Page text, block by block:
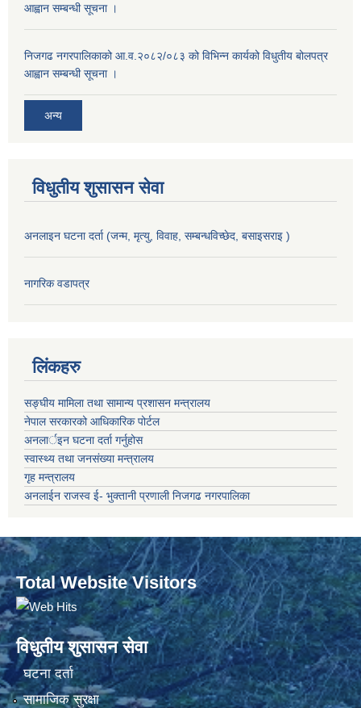
आह्वान सम्बन्धी सूचना ।
निजगढ नगरपालिकाको आ.व.२०८२/०८३ को विभिन्न कार्यको विधुतीय बोलपत्र
आह्वान सम्बन्धी सूचना ।
अन्य
विधुतीय शुसासन सेवा
अनलाइन घटना दर्ता (जन्म, मृत्यु, विवाह, सम्बन्धविच्छेद, बसाइसराइ )
नागरिक वडापत्र
लिंकहरु
सङ्‍घीय मामिला तथा सामान्य प्रशासन मन्त्रालय
नेपाल सरकारको आधिकारिक पोर्टल
अनलार्इन घटना दर्ता गर्नुहोस
स्वास्थ्य तथा जनसंख्या मन्त्रालय
गृह मन्त्रालय
अनलाईन राजस्व ई- भुक्तानी प्रणाली निजगढ नगरपालिका
Total Website Visitors
विधुतीय शुसासन सेवा
घटना दर्ता
सामाजिक सुरक्षा